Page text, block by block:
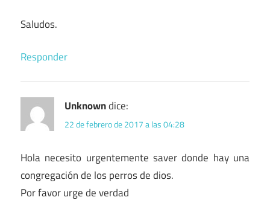
Saludos.
Responder
Unknowndice:
22 de febrero de 2017 a las 04:28
Hola necesito urgentemente saver donde hay una
congregación de los perros de dios.
Por favor urge de verdad